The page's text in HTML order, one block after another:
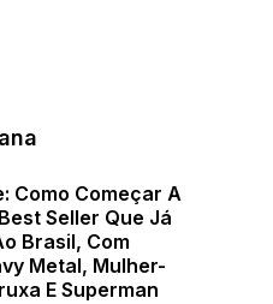
Como Começar A
Seller Que Já
Brasil, Com
Metal, Mulher-
E Superman